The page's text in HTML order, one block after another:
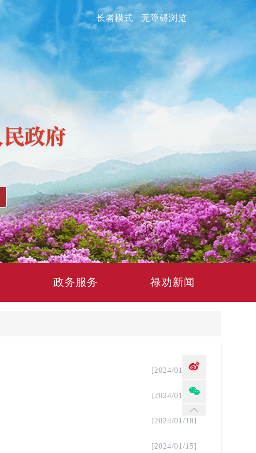
无障碍浏览
长者模式
政务服务 禄劝新闻
[2024/01/22]
[2024/01/19]
[2024/01/18]
[2024/01/15]